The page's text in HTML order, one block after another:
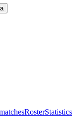
RosterStatistics